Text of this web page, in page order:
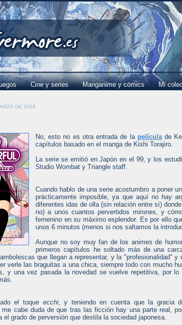
Cine y series Manganime y cómics Mi
DE 2016
No, esto no es otra entrada de la películade
capítulos basado en el manga de Kishi Torajiro.
La serie se emitió en Japón en el 99, y los
Studio Wombat y Triangle staff.
Cuando hablo de una serie acostumbro a poner
prácticamente imposible, ya que aquí no hay
diferentes idas de olla (sin relación entre sí)
no) a unos cuantos pervertidos mirones, y
femenino en su máximo esplendor. Es por ello
unos 6 minutos (menos si nos saltamos la
Aunque no soy muy fan de los animes de
primeros capítulos he soltado más de una
que llegan a representar, y la "profesionalidad"
verle las braguitas a una chica, siempre todo con mucho
y una vez pasada la novedad se vuelve repetitiva, por
el toque ecchi, y teniendo en cuenta que la gracia
me cabe duda de que tras las ficción hay una parte real,
el grado de perversión que destila la sociedad japonesa.